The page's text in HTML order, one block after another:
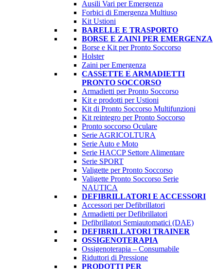
Ausili Vari per Emergenza
Forbici di Emergenza Multiuso
Kit Ustioni
BARELLE E TRASPORTO
BORSE E ZAINI PER EMERGENZA
Borse e Kit per Pronto Soccorso
Holster
Zaini per Emergenza
CASSETTE E ARMADIETTI
PRONTO SOCCORSO
Armadietti per Pronto Soccorso
Kit e prodotti per Ustioni
Kit di Pronto Soccorso Multifunzioni
Kit reintegro per Pronto Soccorso
Pronto soccorso Oculare
Serie AGRICOLTURA
Serie Auto e Moto
Serie HACCP Settore Alimentare
Serie SPORT
Valigette per Pronto Soccorso
Valigette Pronto Soccorso Serie
NAUTICA
DEFIBRILLATORI E ACCESSORI
Accessori per Defibrillatori
Armadietti per Defibrillatori
Defibrillatori Semiautomatici (DAE)
DEFIBRILLATORI TRAINER
OSSIGENOTERAPIA
Ossigenoterapia – Consumabile
Riduttori di Pressione
PRODOTTI PER